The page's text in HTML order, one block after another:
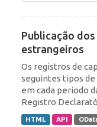
Publicação
estrangeiros
Os registros de
seguintes tipos de
em cada período
Registro
HTML API